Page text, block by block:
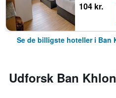
104 kr.
Se de billigste hoteller i Ban
Udforsk Ban